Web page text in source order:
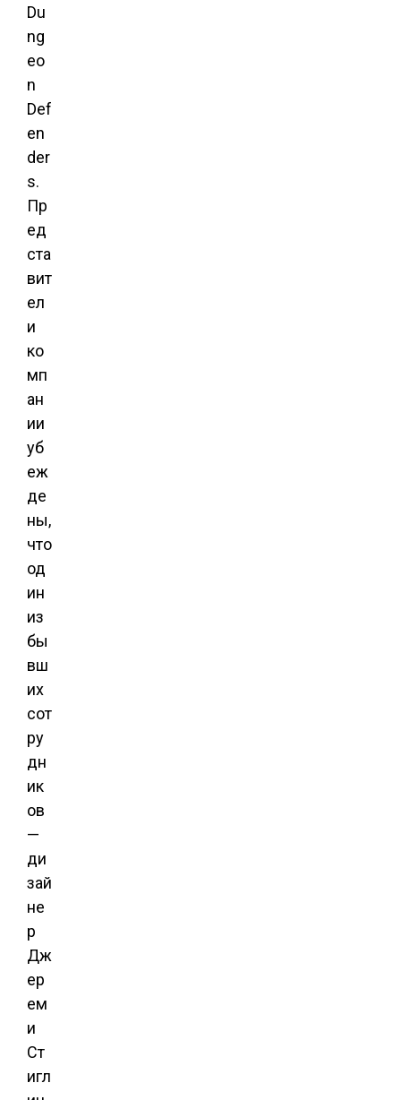
Du
ng
eo
n
Def
en
der
s.
Пр
ед
ста
вит
ел
и
ко
мп
ан
ии
уб
еж
де
ны,
что
од
ин
из
бы
вш
их
сот
ру
дн
ик
ов
—
ди
зай
не
р
Дж
ер
ем
и
Ст
игл